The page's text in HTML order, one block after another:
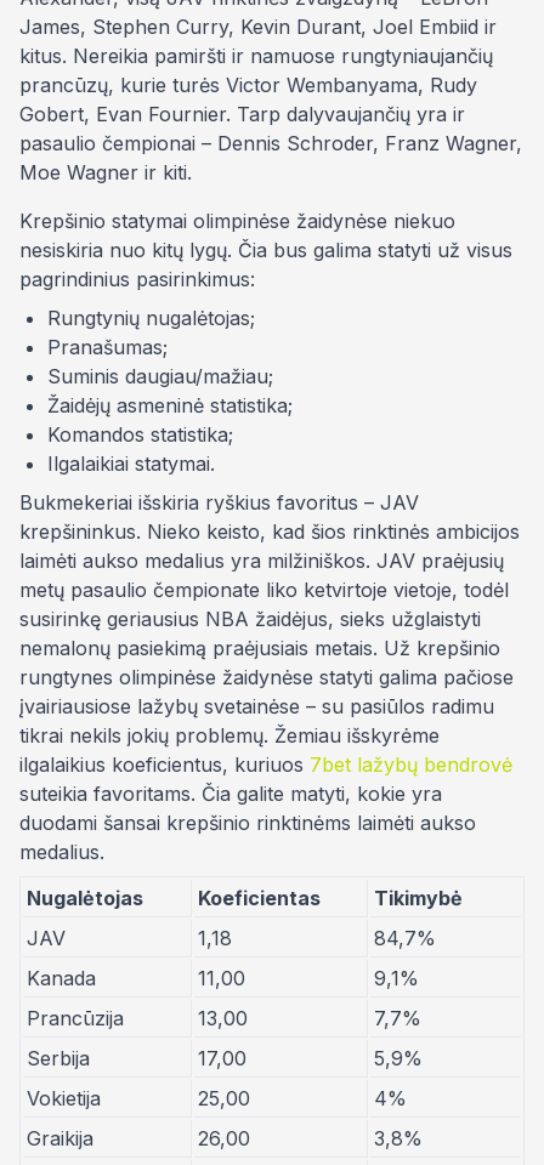
James, Stephen Curry, Kevin Durant, Joel Embiid ir
kitus. Nereikia pamiršti ir namuose rungtyniaujančių
prancūzų, kurie turės Victor Wembanyama, Rudy
Gobert, Evan Fournier. Tarp dalyvaujančių yra ir
pasaulio čempionai – Dennis Schroder, Franz Wagner,
Moe Wagner ir kiti.
Krepšinio statymai olimpinėse žaidynėse niekuo
nesiskiria nuo kitų lygų. Čia bus galima statyti už visus
pagrindinius pasirinkimus:
Rungtynių nugalėtojas;
Pranašumas;
Suminis daugiau/mažiau;
Žaidėjų asmeninė statistika;
Komandos statistika;
Ilgalaikiai statymai.
Bukmekeriai išskiria ryškius favoritus – JAV
krepšininkus. Nieko keisto, kad šios rinktinės ambicijos
laimėti aukso medalius yra milžiniškos. JAV praėjusių
metų pasaulio čempionate liko ketvirtoje vietoje, todėl
susirinkę geriausius NBA žaidėjus, sieks užglaistyti
nemalonų pasiekimą praėjusiais metais. Už krepšinio
rungtynes olimpinėse žaidynėse statyti galima pačiose
įvairiausiose lažybų svetainėse – su pasiūlos radimu
tikrai nekils jokių problemų. Žemiau išskyrėme
ilgalaikius koeficientus, kuriuos 7bet lažybų bendrovė
suteikia favoritams. Čia galite matyti, kokie yra
duodami šansai krepšinio rinktinėms laimėti aukso
medalius.
Nugalėtojas
Koeficientas
Tikimybė
JAV
1,18
84,7%
Kanada
11,00
9,1%
Prancūzija
13,00
7,7%
Serbija
17,00
5,9%
Vokietija
25,00
4%
Graikija
26,00
3,8%